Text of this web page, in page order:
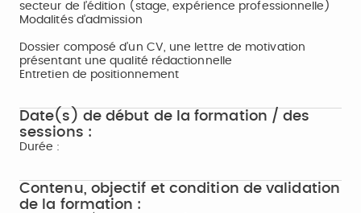
secteur de l’édition (stage, expérience professionnelle)
Modalités d’admission
Dossier composé d’un CV, une lettre de motivation
présentant une qualité rédactionnelle
Entretien de positionnement
Date(s) de début de la formation / des
sessions :
Durée :
Contenu, objectif et condition de validation
de la formation :